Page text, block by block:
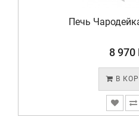
Печь
8 970
В